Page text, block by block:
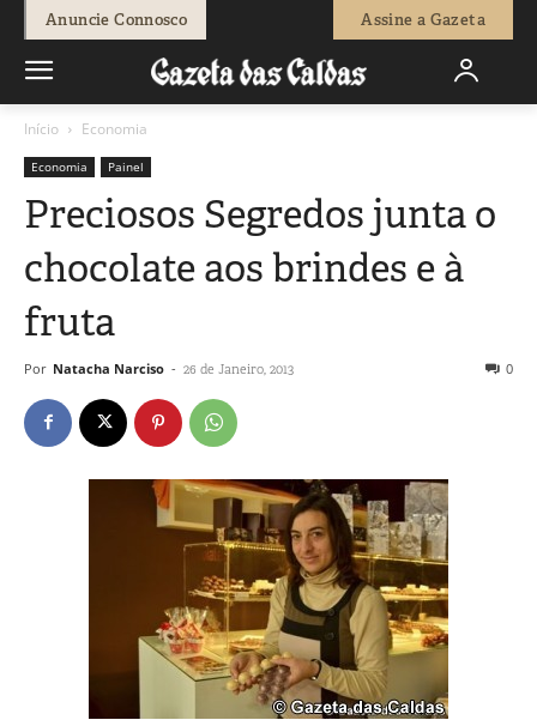
Anuncie Connosco Assine a Gazeta
Início Economia
Economia Painel
Preciosos Segredos junta o
chocolate aos brindes e à
fruta
Por Natacha Narciso - 26 de Janeiro, 2013 0